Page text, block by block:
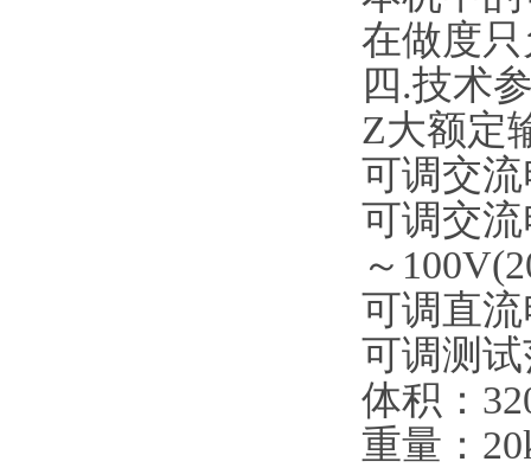
在做度
四.技术
Z大额定
可调交
可调交
～
可调直
可调测试
体积：
重量：